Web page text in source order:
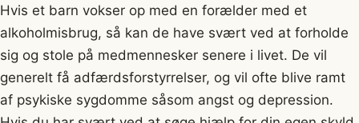
Hvis et barn vokser op med en forælder med et
alkoholmisbrug, så kan de have svært ved at forholde
sig og stole på medmennesker senere i livet. De vil
generelt få adfærdsforstyrrelser, og vil ofte blive ramt
af psykiske sygdomme såsom angst og depression.